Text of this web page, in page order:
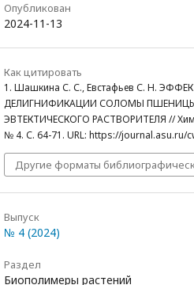
Опубликован
2024-11-13
Как цитировать
1. Шашкина С. С., Евстафьев С. Н.
ДЕЛИГНИФИКАЦИИ СОЛОМЫ ПШЕНИЦЫ
ЭВТЕКТИЧЕСКОГО РАСТВОРИТЕЛЯ //
№ 4. С. 64-71. URL: https://journal.asu.ru/
Другие форматы
Выпуск
№ 4 (2024)
Раздел
Биополимеры растений